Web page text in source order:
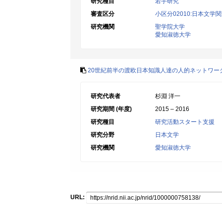
審査区分
小区分02010:日本文学
研究機関
聖学院大学
愛知淑徳大学
20世紀前半の渡欧日本知識人達の人的ネットワー
研究代表者
杉淵 洋一
研究期間 (年度)
2015 – 2016
研究種目
研究活動スタート支援
研究分野
日本文学
研究機関
愛知淑徳大学
URL: